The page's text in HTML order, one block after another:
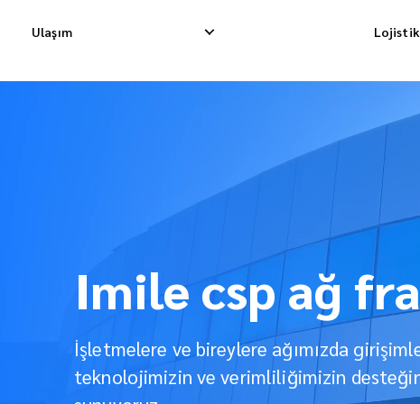
Ulaşım
Uluslararası Dropship
Uluslararası Konsolidasyon
Imile csp ağ
İşletmelere ve bireylere ağımızda
teknolojimizin ve verimliliğimizin